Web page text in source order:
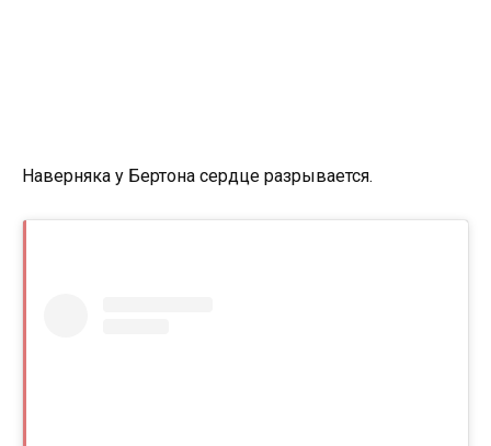
Наверняка у Бертона сердце разрывается.